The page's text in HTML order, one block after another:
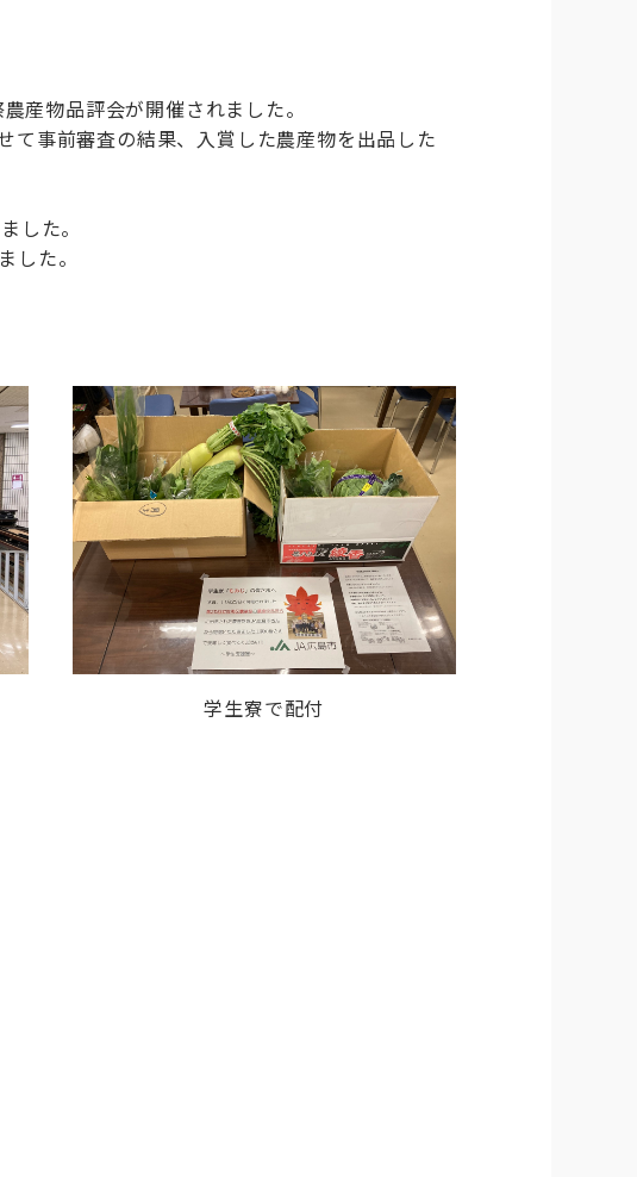
産物品評会が開催されました。
て事前審査の結果、入賞した農産物を出品した
した。
した。
学生寮で配付